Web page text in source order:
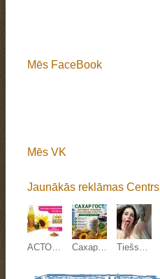
Mēs FaceBook
Mēs VK
Jaunākās reklāmas Centrs
АСТОН - Оптовые продажи подсолнечного масла от завода. Экспорт Сахар ГОСТ, зерновые, бобовые и масличные культуры оптом Tiešsaistes sekss